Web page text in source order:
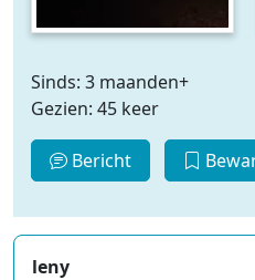
Sinds: 3 maanden+
Gezien: 45 keer
Bericht
leny